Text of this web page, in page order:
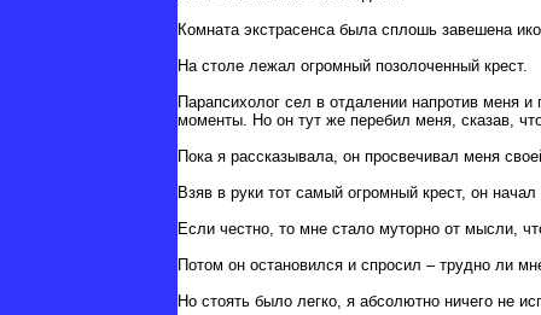
Комната экстрасенса была сплошь завешена
На столе лежал огромный позолоченный крест.
Парапсихолог сел в отдалении напротив меня
моменты. Но он тут же перебил меня, сказав,
Пока я рассказывала, он просвечивал меня
Взяв в руки тот самый огромный крест, он
Если честно, то мне стало муторно от мысли,
Потом он остановился и спросил – трудно ли
Но стоять было легко, я абсолютно ничего не